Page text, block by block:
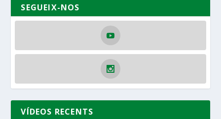
SEGUEIX-NOS
VÍDEOS RECENTS